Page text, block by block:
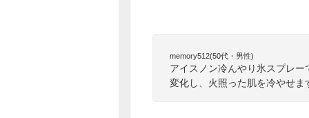
memory512(50代・男性)
アイスノン冷んやり氷スプレ
変化し、火照った肌を冷やせ